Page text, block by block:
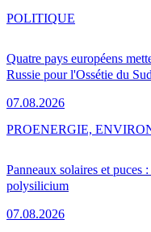
Quatre pays européens
Russie pour l'Ossétie du Sud
07.08.2026
POLITIQUE
Panneaux solaires et puces
polysilicium
07.08.2026
PROENERGIE,